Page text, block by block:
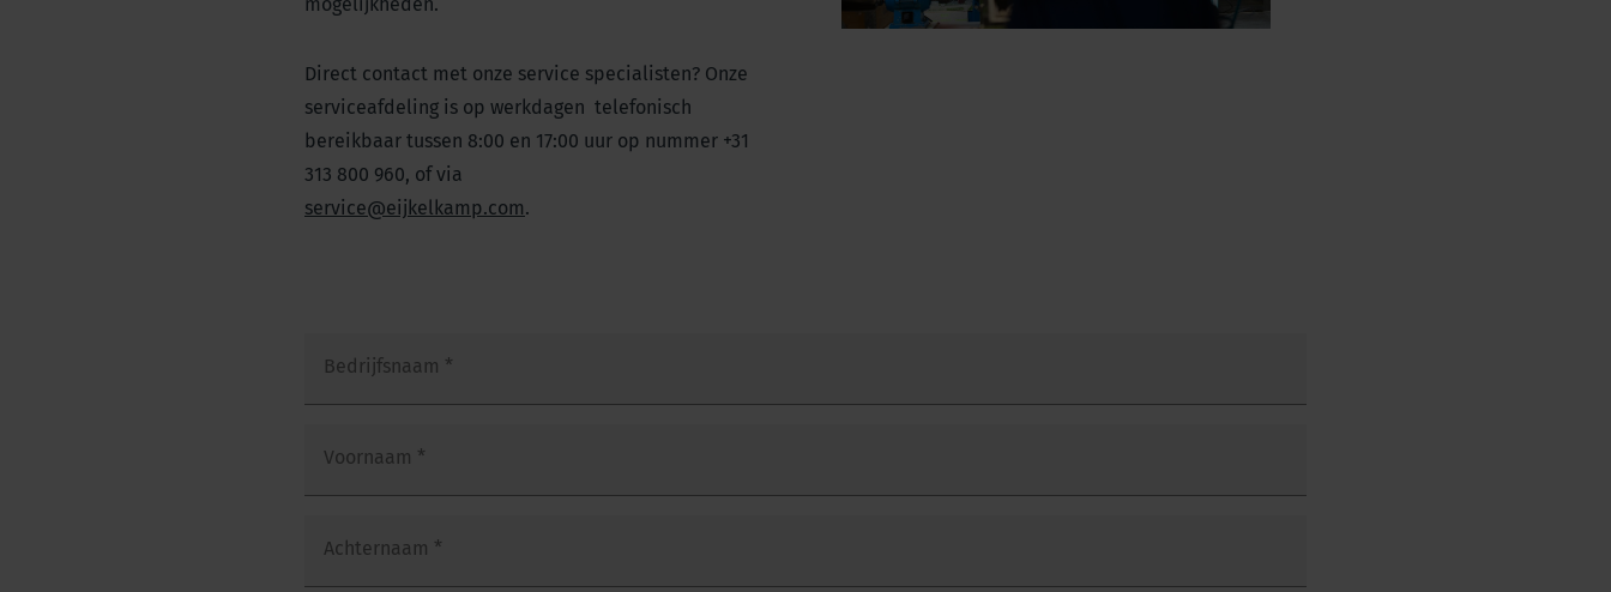
Direct contact met onze service specialisten? Onze
serviceafdeling is op werkdagen telefonisch
bereikbaar tussen 8:00 en 17:00 uur op nummer +31
313 800 960, of via
service@eijkelkamp.com.
Bedrijfsnaam *
Voornaam *
Achternaam *